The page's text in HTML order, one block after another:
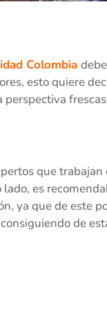
Colombia
esto quiere
que trabajan
es
ya que de este
de